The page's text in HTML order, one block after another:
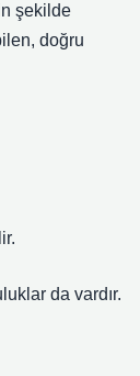
şekilde
doğru
da vardır.